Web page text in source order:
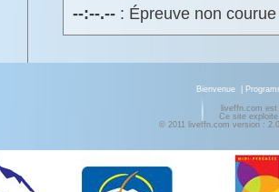
--:--.--: Épreuve non
Bienvenue
liveffn.com
Ce site
© 2011 liveffn.com version :